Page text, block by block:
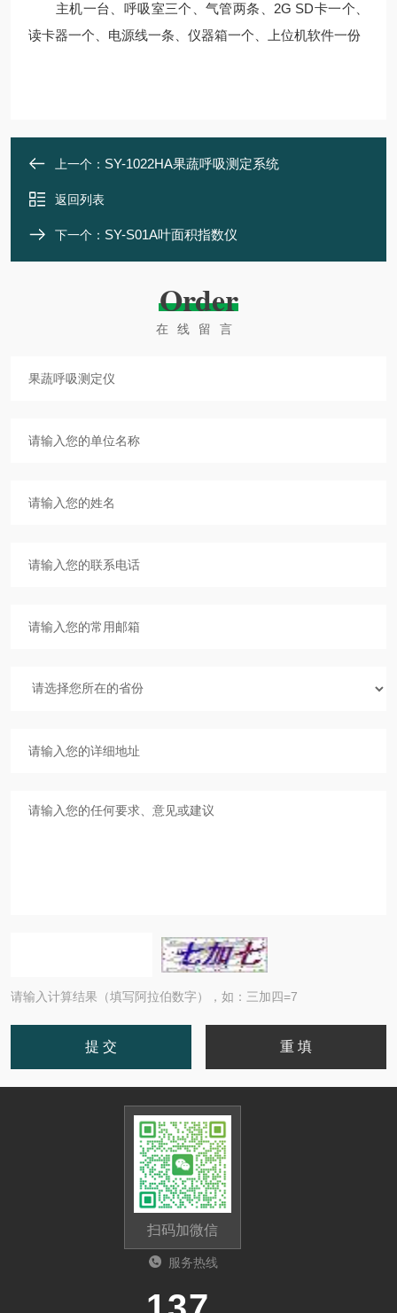
主机一台、呼吸室三个、气管两条、2G SD卡一个、
读卡器一个、电源线一条、仪器箱一个、上位机软件一份
上一个： SY-1022HA果蔬呼吸测定系统
返回列表
下一个： SY-S01A叶面积指数仪
Order
在线留言
请输入计算结果（填写阿拉伯数字），如：三加四=7
扫码加微信
服务热线